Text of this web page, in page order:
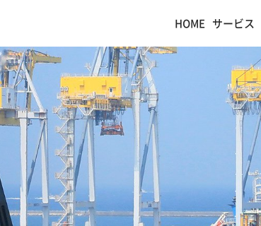
HOME サービス